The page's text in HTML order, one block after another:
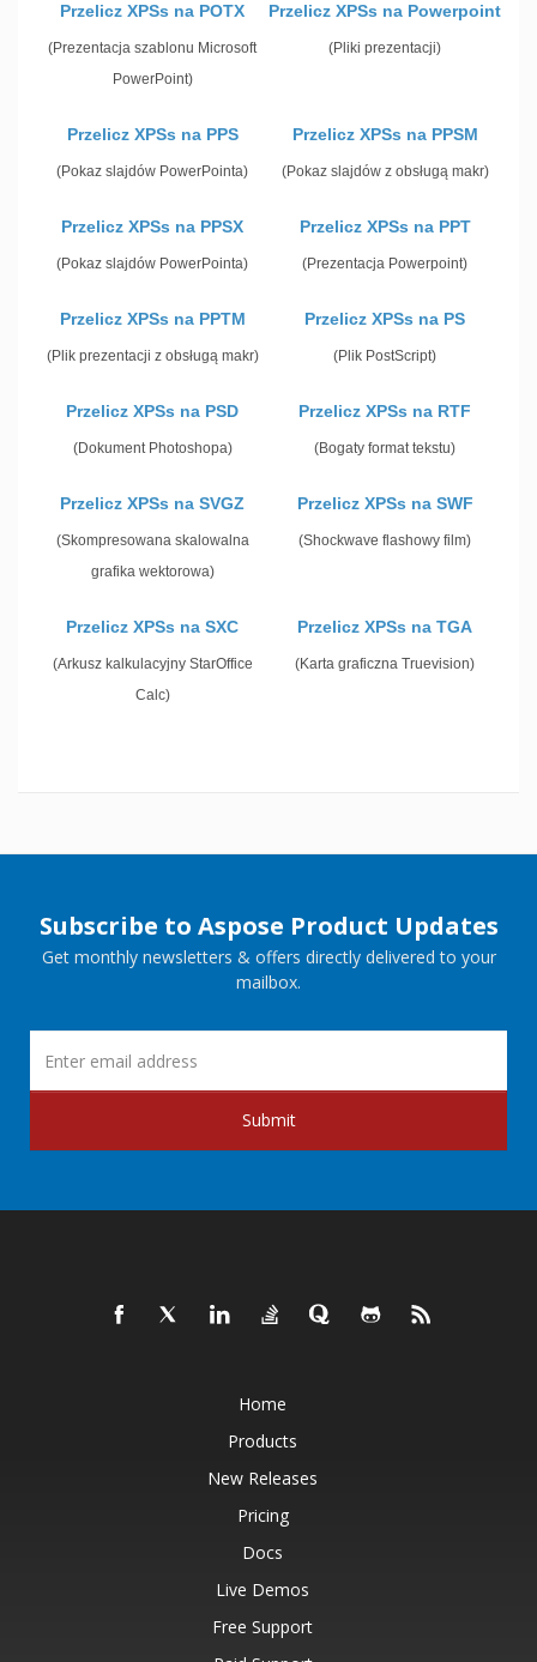
Przelicz XPSs na POTX
(Prezentacja szablonu Microsoft
PowerPoint)
Przelicz XPSs na Powerpoint
(Pliki prezentacji)
Przelicz XPSs na PPS
(Pokaz slajdów PowerPointa)
Przelicz XPSs na PPSM
(Pokaz slajdów z obsługą makr)
Przelicz XPSs na PPSX
(Pokaz slajdów PowerPointa)
Przelicz XPSs na PPT
(Prezentacja Powerpoint)
Przelicz XPSs na PPTM
(Plik prezentacji z obsługą makr)
Przelicz XPSs na PS
(Plik PostScript)
Przelicz XPSs na PSD
(Dokument Photoshopa)
Przelicz XPSs na RTF
(Bogaty format tekstu)
Przelicz XPSs na SVGZ
(Skompresowana skalowalna
grafika wektorowa)
Przelicz XPSs na SWF
(Shockwave flashowy film)
Przelicz XPSs na SXC
(Arkusz kalkulacyjny StarOffice
Calc)
Przelicz XPSs na TGA
(Karta graficzna Truevision)
Subscribe to Aspose Product Updates
Get monthly newsletters & offers directly delivered to your
mailbox.
Submit
Home
Products
New Releases
Pricing
Docs
Live Demos
Free Support